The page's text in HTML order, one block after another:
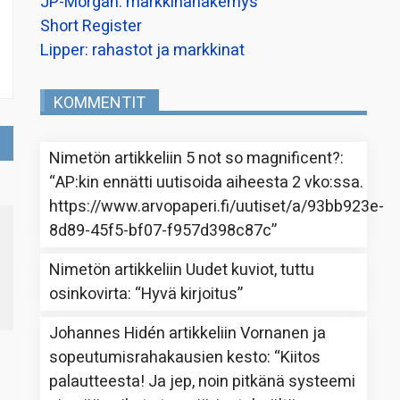
Short Register
Lipper: rahastot ja markkinat
KOMMENTIT
Nimetön artikkeliin 5 not so magnificent?:
“AP:kin ennätti uutisoida aiheesta 2 vko:ssa.
https://www.arvopaperi.fi/uutiset/a/93bb923e-
8d89-45f5-bf07-f957d398c87c”
Nimetön artikkeliin Uudet kuviot, tuttu
osinkovirta: “Hyvä kirjoitus”
Johannes Hidén artikkeliinVornanen ja
sopeutumisrahakausien kesto: “Kiitos
palautteesta! Ja jep, noin pitkänä systeemi